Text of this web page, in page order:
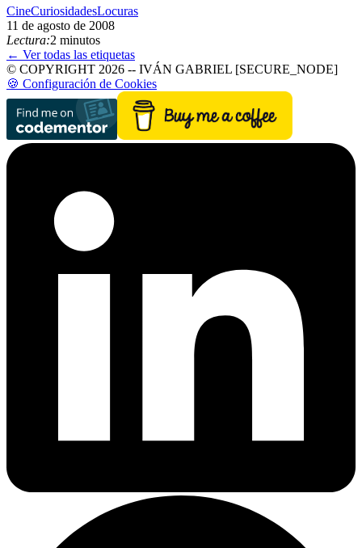
CineCuriosidadesLocuras
11 de agosto de 2008
Lectura:2 minutos
← Ver todas las etiquetas
© COPYRIGHT 2026 -- IVÁN GABRIEL [SECURE_NODE]
🍪 Configuración de Cookies